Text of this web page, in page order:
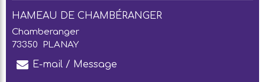
HAMEAU DE CHAMBÉRANGER
Chamberanger
73350 PLANAY
E-mail / Message